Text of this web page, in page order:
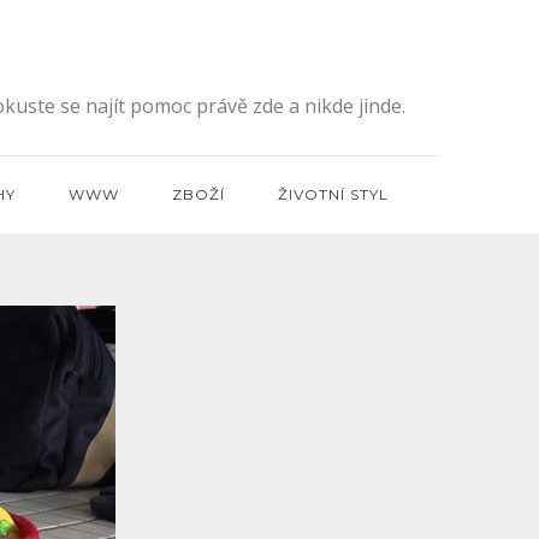
se najít pomoc právě zde a nikde jinde.
WWW ZBOŽÍ ŽIVOTNÍ STYL